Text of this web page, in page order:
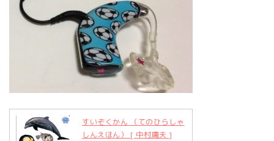
すいぞくかん （てのひらしゃ
しんえほん） [ 中村庸夫 ]